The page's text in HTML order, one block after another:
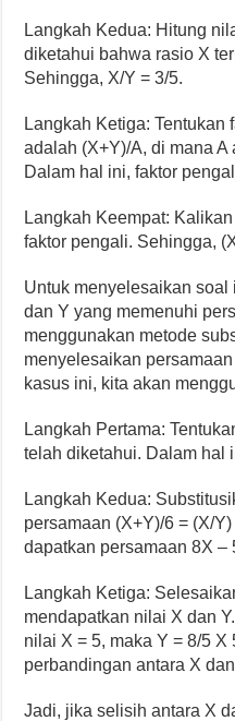
Langkah Kedua: Hitung
diketahui bahwa rasio X
Sehingga, X/Y = 3/5.
Langkah Ketiga: Tentukan
adalah (X+Y)/A, di mana
Dalam hal ini, faktor
Langkah Keempat:
faktor pengali. Sehingga,
Untuk menyelesaikan
dan Y yang memenuhi
menggunakan metode
menyelesaikan
kasus ini, kita akan
Langkah Pertama:
telah diketahui. Dalam hal
Langkah Kedua:
persamaan (X+Y)/6 = (X/
dapatkan persamaan 8X –
Langkah Ketiga:
mendapatkan nilai X dan
nilai X = 5, maka Y = 8/5 X
perbandingan antara X
Jadi, jika selisih antara X